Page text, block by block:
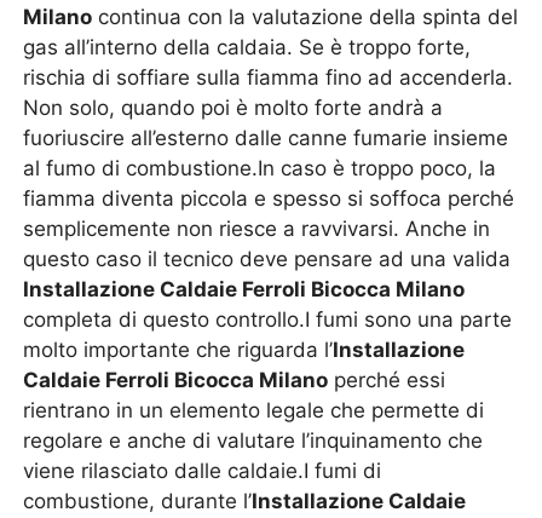
Milano continua con la valutazione della spinta del
gas all’interno della caldaia. Se è troppo forte,
rischia di soffiare sulla fiamma fino ad accenderla.
Non solo, quando poi è molto forte andrà a
fuoriuscire all’esterno dalle canne fumarie insieme
al fumo di combustione.In caso è troppo poco, la
fiamma diventa piccola e spesso si soffoca perché
semplicemente non riesce a ravvivarsi. Anche in
questo caso il tecnico deve pensare ad una valida
Installazione Caldaie Ferroli Bicocca Milano
completa di questo controllo.I fumi sono una parte
molto importante che riguarda l’Installazione
Caldaie Ferroli Bicocca Milano perché essi
rientrano in un elemento legale che permette di
regolare e anche di valutare l’inquinamento che
viene rilasciato dalle caldaie.I fumi di
combustione, durante l’Installazione Caldaie